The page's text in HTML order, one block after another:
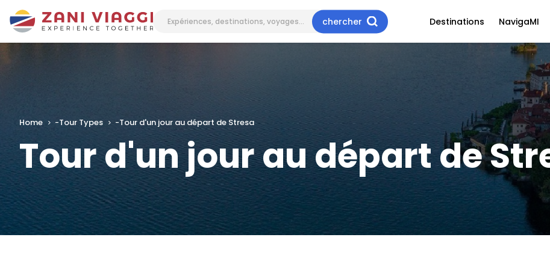
chercher Destinations NavigaMI
Home -Tour Types -Tour d'un jour au départ de Stresa
Tour d'un jour au départ de